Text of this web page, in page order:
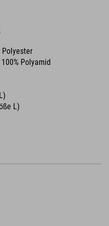
Polyester
Polyamid
L)